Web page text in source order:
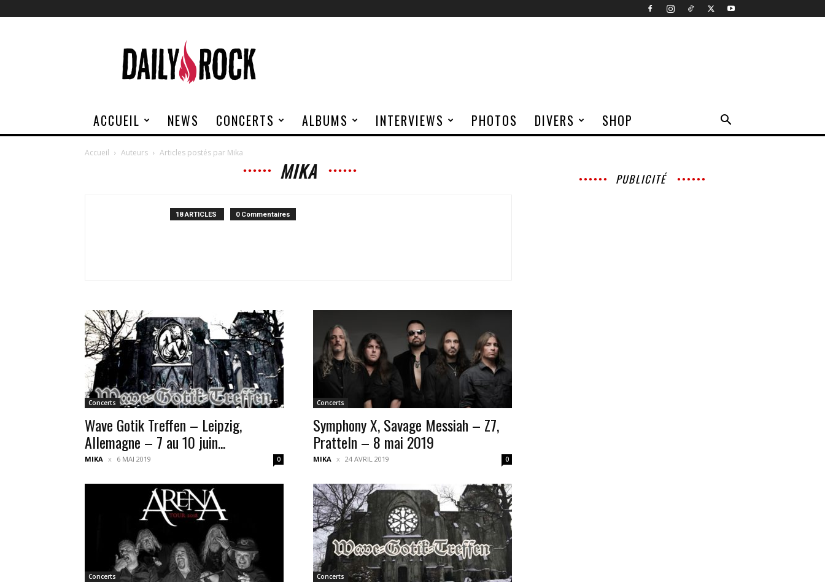
Rock
ACCUEIL NEWS CONCERTS ALBUMS INTERVIEWS PHOTOS DIVERS SHOP
Accueil Auteurs Articles postés par Mika
MIKA
18 ARTICLES 0 Commentaires
Concerts
Wave Gotik Treffen – Leipzig,
Allemagne – 7 au 10 juin...
MIKA 6 MAI 2019 0
Concerts
Symphony X, Savage Messiah – Z7,
Pratteln – 8 mai 2019
MIKA 24 AVRIL 2019 0
Concerts Concerts
PUBLICITÉ